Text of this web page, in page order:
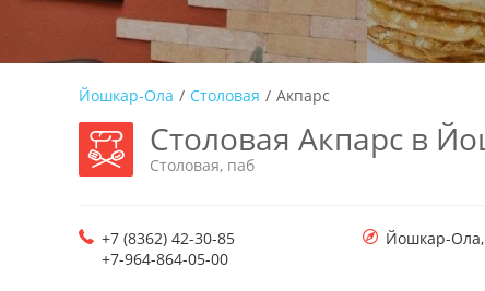
Йошкар-Ола / Столовая / Акпарс
Столовая Акпарс в
Столовая, паб
+7 (8362) 42-30-85
+7-964-864-05-00
Йошкар-Ола,